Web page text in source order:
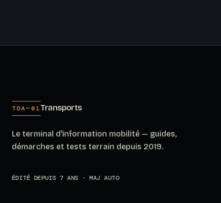
TDA—01Transports
Le terminal d'information mobilité — guides,
démarches et tests terrain depuis 2019.
ÉDITÉ DEPUIS 7 ANS · MAJ AUTO